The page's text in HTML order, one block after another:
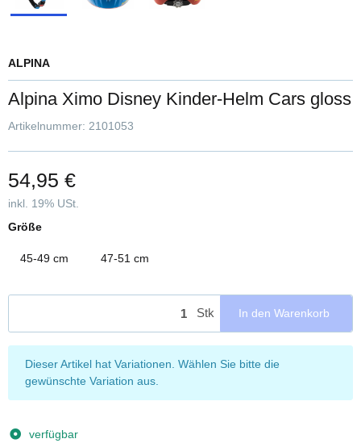
ALPINA
Alpina Ximo Disney Kinder-Helm Cars gloss
Artikelnummer: 2101053
54,95 €
inkl. 19% USt.
Größe
45-49 cm 47-51 cm
Stk In den Warenkorb
x
Dieser Artikel hat Variationen. Wählen Sie bitte die
gewünschte Variation aus.
verfügbar